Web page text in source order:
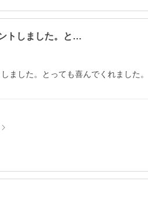
トしました。と…
ました。とっても喜んでくれました